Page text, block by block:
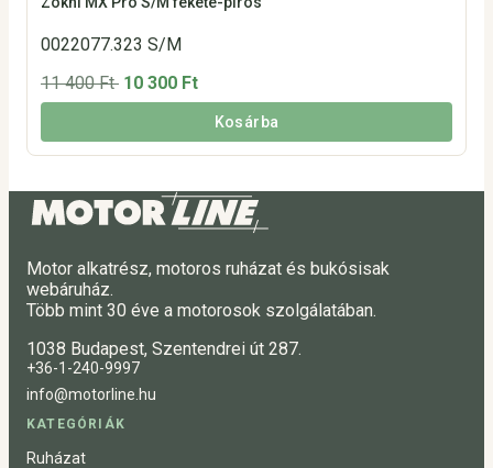
0022077.323 S/M
11 400 Ft 10 300 Ft
Kosárba
Motor alkatrész, motoros ruházat és bukósisak
webáruház.
Több mint 30 éve a motorosok szolgálatában.
1038 Budapest, Szentendrei út 287.
+36-1-240-9997
info@motorline.hu
KATEGÓRIÁK
Ruházat